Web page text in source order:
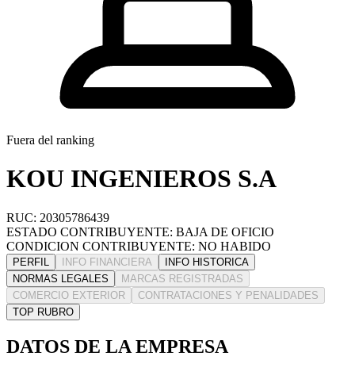
Fuera del ranking
KOU INGENIEROS S.A
RUC: 20305786439
ESTADO CONTRIBUYENTE: BAJA DE OFICIO
CONDICION CONTRIBUYENTE: NO HABIDO
PERFIL INFO FINANCIERA
INFO HISTORICA
NORMAS LEGALES
MARCAS REGISTRADAS
COMERCIO EXTERIOR
CONTRATACIONES Y PENALIDADES
TOP RUBRO
DATOS DE LA EMPRESA